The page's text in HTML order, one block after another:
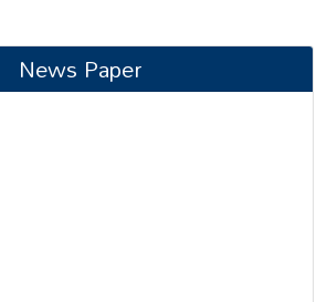
News Paper